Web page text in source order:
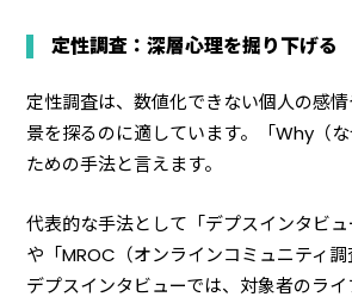
定性調査：深層心理を掘り下げる
定性調査は、数値化できない個人の感
景を探るのに適しています。「Why（
ための手法と言えます。
代表的な手法として「デプスインタビュ
や「MROC（オンラインコミュニティ調
デプスインタビューでは、対象者のラ